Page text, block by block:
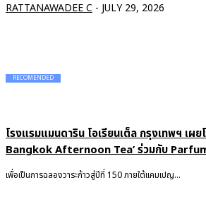
RATTANAWADEE C - JULY 29, 2026
RECOMENDED
โรงแรมแมนดาริน โอเรียนเต็ล กรุงเทพฯ เผ
Bangkok Afternoon Tea’ ร่วมกับ
เพื่อเป็นการฉลองวาระก้าวสู่ปีที่ 150 ภายใต้แคมเปญ...